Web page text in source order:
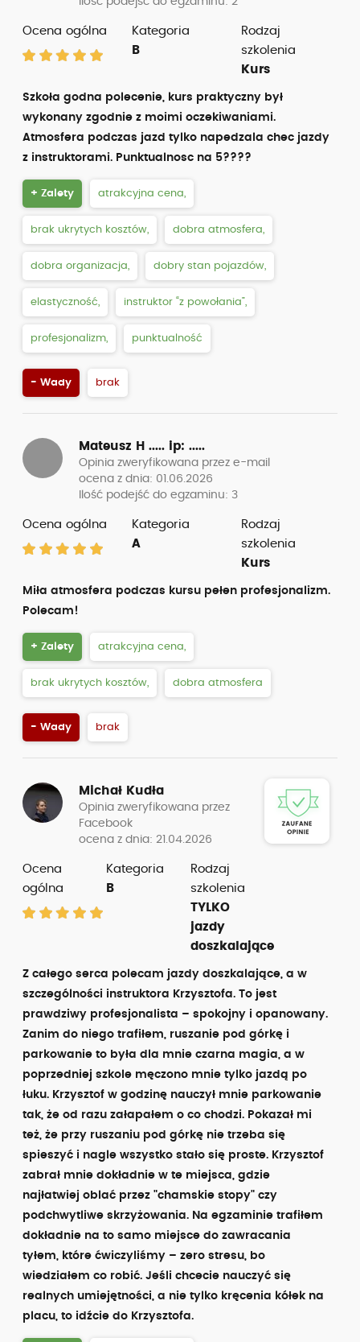
Ocena ogólna
Kategoria
B
Rodzaj
szkolenia
Kurs
Szkoła godna polecenie, kurs praktyczny był
wykonany zgodnie z moimi oczekiwaniami.
Atmosfera podczas jazd tylko napedzala chec jazdy
z instruktorami. Punktualnosc na 5????
+ Zalety atrakcyjna cena,
brak ukrytych kosztów, dobra atmosfera,
dobra organizacja, dobry stan pojazdów,
elastyczność, instruktor “z powołania”,
profesjonalizm, punktualność
- Wady brak
Mateusz H ..... ip: .....
Opinia zweryfikowana przez e-mail
ocena z dnia: 01.06.2026
Ilość podejść do egzaminu: 3
Ocena ogólna
Kategoria
A
Rodzaj
szkolenia
Kurs
Miła atmosfera podczas kursu pełen profesjonalizm.
Polecam!
+ Zalety atrakcyjna cena,
brak ukrytych kosztów, dobra atmosfera
- Wady brak
Michał Kudła
Opinia zweryfikowana przez
Facebook
ocena z dnia: 21.04.2026
Ocena
ogólna
Kategoria
B
Rodzaj
szkolenia
TYLKO
jazdy
doszkalające
Z całego serca polecam jazdy doszkalające, a w
szczególności instruktora Krzysztofa. To jest
prawdziwy profesjonalista – spokojny i opanowany.
Zanim do niego trafiłem, ruszanie pod górkę i
parkowanie to była dla mnie czarna magia, a w
poprzedniej szkole męczono mnie tylko jazdą po
łuku. Krzysztof w godzinę nauczył mnie parkowanie
tak, że od razu załapałem o co chodzi. Pokazał mi
też, że przy ruszaniu pod górkę nie trzeba się
spieszyć i nagle wszystko stało się proste. Krzysztof
zabrał mnie dokładnie w te miejsca, gdzie
najłatwiej oblać przez "chamskie stopy" czy
podchwytliwe skrzyżowania. Na egzaminie trafiłem
dokładnie na to samo miejsce do zawracania
tyłem, które ćwiczyliśmy – zero stresu, bo
wiedziałem co robić. Jeśli chcecie nauczyć się
realnych umiejętności, a nie tylko kręcenia kółek na
placu, to idźcie do Krzysztofa.